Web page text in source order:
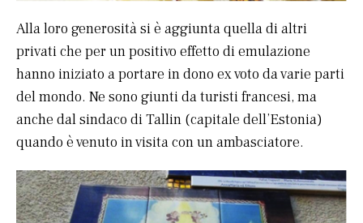
Alla loro generosità si è aggiunta quella di altri
privati che per un positivo effetto di emulazione
hanno iniziato a portare in dono ex voto da varie parti
del mondo. Ne sono giunti da turisti francesi, ma
anche dal sindaco di Tallin (capitale dell’Estonia)
quando è venuto in visita con un ambasciatore.